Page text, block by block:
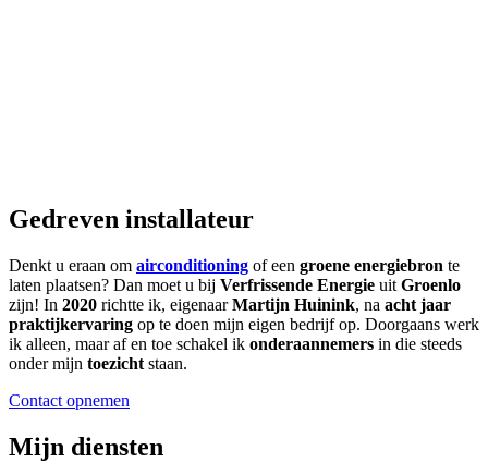
Gedreven installateur
Denkt u eraan om airconditioning of een groene energiebron te
laten plaatsen? Dan moet u bij Verfrissende Energie uit Groenlo
zijn! In 2020 richtte ik, eigenaarMartijn Huinink, na acht jaar
praktijkervaring op te doen mijn eigen bedrijf op. Doorgaans werk
ik alleen, maar af en toe schakel ik onderaannemers in die steeds
onder mijn toezicht staan.
Contact opnemen
Mijn diensten